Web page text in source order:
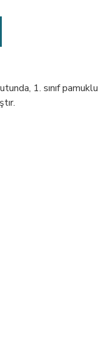
1. sınıf